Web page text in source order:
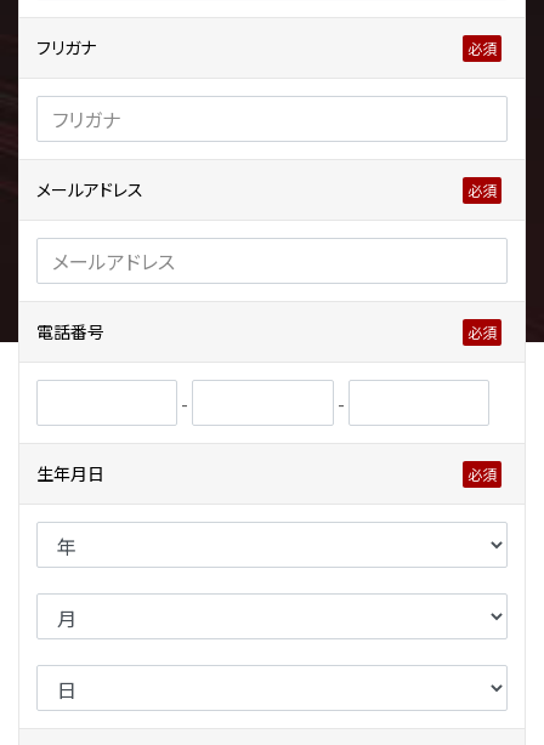
フリガナ
メールアドレス
電話番号
- -
生年月日